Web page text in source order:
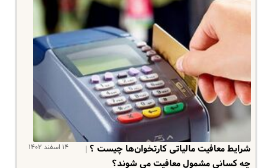
۱۴ اسفند ۱۴۰۲
شرایط معافیت مالیاتی کارتخوان‌ها چیست ؟ |
چه کسانی مشمول معافیت می شوند؟